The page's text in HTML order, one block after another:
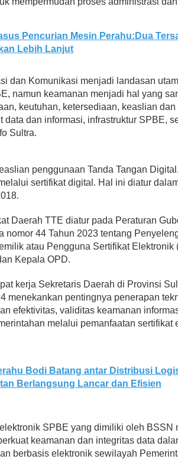
Pencurian Mesin Perahu:Dua
Lebih Lanjut
dan Komunikasi menjadi landasan
namun keamanan menjadi hal yang
keutuhan, ketersediaan, keaslian
data dan informasi, infrastruktur SPBE,
Sultra.
penggunaan Tanda Tangan
sertifikat digital. Hal ini diatur
Daerah TTE diatur pada Peraturan
nomor 44 Tahun 2023 tentang
atau Pengguna Sertifikat Elektronik
Kepala OPD.
kerja Sekretaris Daerah di Provinsi
menekankan pentingnya penerapan
efektivitas, validitas keamanan
melalui pemanfaatan sertifikat
Bodi Batang antar Distribusi
Berlangsung Lancar dan Efisien
SPBE yang dimiliki oleh BSSN
keamanan dan integritas data
berbasis elektronik sewilayah